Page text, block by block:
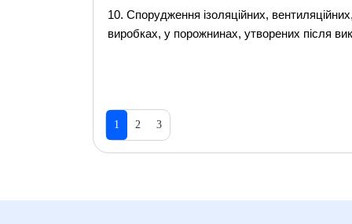
10. Спорудження ізоляційних,
виробках, у порожнинах, утворених після
1 2 3